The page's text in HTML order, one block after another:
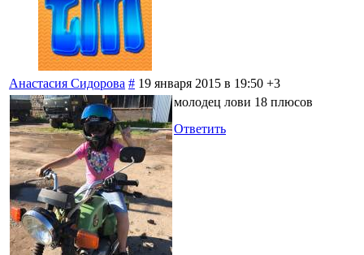
Анастасия Сидорова # 19 января 2015 в 19:50 +3
молодец лови 18 плюсов
Ответить